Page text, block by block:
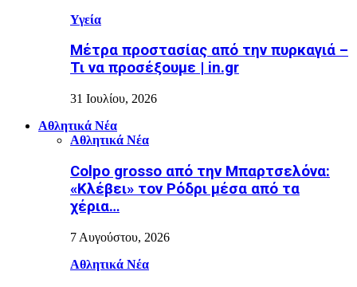
Υγεία
Μέτρα προστασίας από την πυρκαγιά –
Τι να προσέξουμε | in.gr
31 Ιουλίου, 2026
Αθλητικά Νέα
Αθλητικά Νέα
Colpo grosso από την Μπαρτσελόνα:
«Κλέβει» τον Ρόδρι μέσα από τα
χέρια…
7 Αυγούστου, 2026
Αθλητικά Νέα